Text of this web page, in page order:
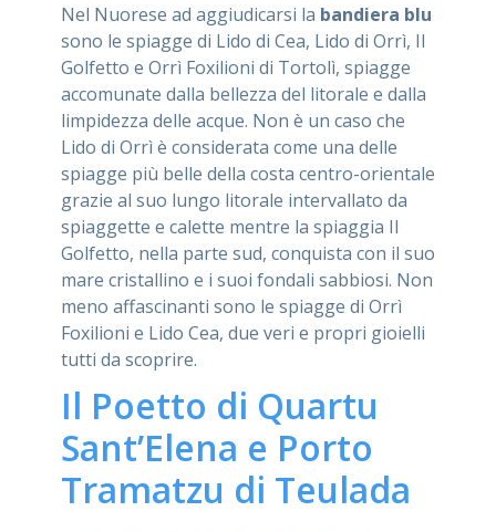
Nel Nuorese ad aggiudicarsi la bandiera blu
sono le spiagge di Lido di Cea, Lido di Orrì, Il
Golfetto e Orrì Foxilioni di Tortolì, spiagge
accomunate dalla bellezza del litorale e dalla
limpidezza delle acque. Non è un caso che
Lido di Orrì è considerata come una delle
spiagge più belle della costa centro-orientale
grazie al suo lungo litorale intervallato da
spiaggette e calette mentre la spiaggia Il
Golfetto, nella parte sud, conquista con il suo
mare cristallino e i suoi fondali sabbiosi. Non
meno affascinanti sono le spiagge di Orrì
Foxilioni e Lido Cea, due veri e propri gioielli
tutti da scoprire.
Il Poetto di Quartu
Sant’Elena e Porto
Tramatzu di Teulada